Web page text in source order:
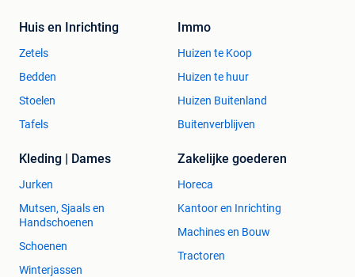
Huis en Inrichting
Zetels
Bedden
Stoelen
Tafels
Immo
Huizen te Koop
Huizen te huur
Huizen Buitenland
Buitenverblijven
Kleding | Dames
Jurken
Mutsen, Sjaals en
Handschoenen
Schoenen
Winterjassen
Zakelijke goederen
Horeca
Kantoor en Inrichting
Machines en Bouw
Tractoren